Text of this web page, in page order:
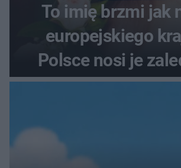
To imię brzmi jak
europejskiego
Polsce nosi je
kobiety